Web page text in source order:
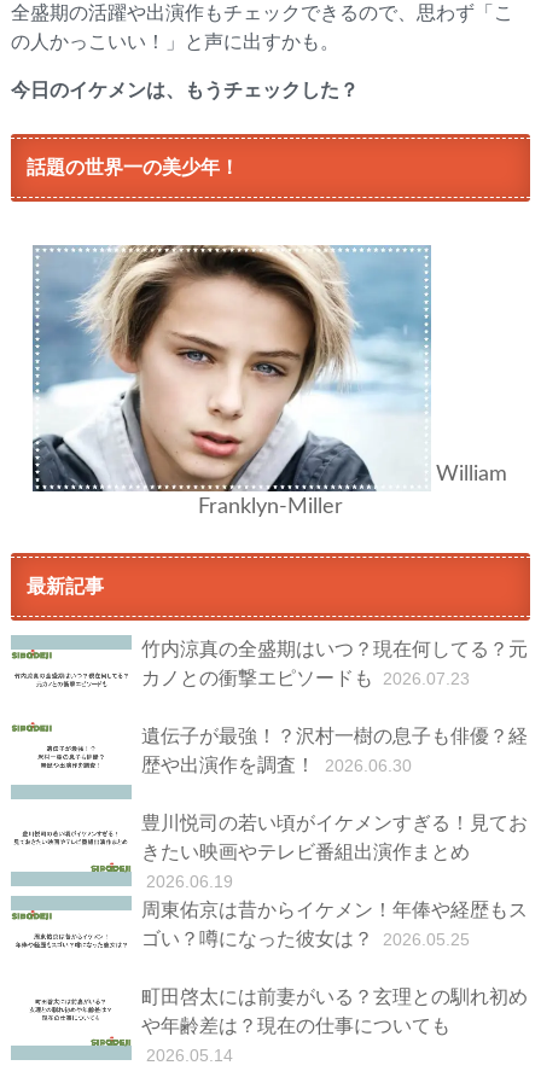
全盛期の活躍や出演作もチェックできるので、思わず「こ
の人かっこいい！」と声に出すかも。
今日のイケメンは、もうチェックした？
話題の世界一の美少年！
William
Franklyn-Miller
最新記事
竹内涼真の全盛期はいつ？現在何してる？元
カノとの衝撃エピソードも
2026.07.23
遺伝子が最強！？沢村一樹の息子も俳優？経
歴や出演作を調査！
2026.06.30
豊川悦司の若い頃がイケメンすぎる！見てお
きたい映画やテレビ番組出演作まとめ
2026.06.19
周東佑京は昔からイケメン！年俸や経歴もス
ゴい？噂になった彼女は？
2026.05.25
町田啓太には前妻がいる？玄理との馴れ初め
や年齢差は？現在の仕事についても
2026.05.14